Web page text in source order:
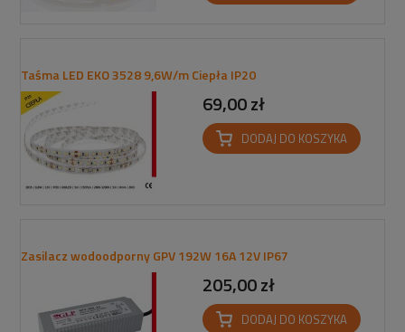
Taśma LED EKO 3528 9,6W/m Ciepła IP20
69,00 zł
DODAJ DO KOSZYKA
Zasilacz wodoodporny GPV 192W 16A 12V IP67
205,00 zł
DODAJ DO KOSZYKA